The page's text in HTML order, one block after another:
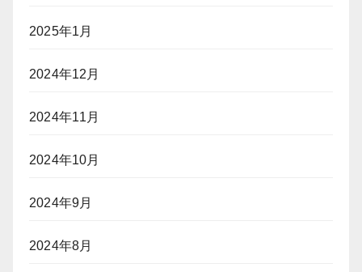
2025年1月
2024年12月
2024年11月
2024年10月
2024年9月
2024年8月